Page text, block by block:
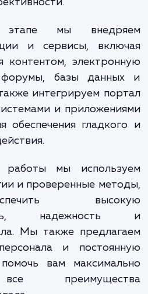
обладают широким
в области
Мы
процессов,
разработать
подходить
достичь ваших целей.
структуру и
его для
этапе мы
и сервисы,
контентом,
форумы, базы
также интегрируем
и